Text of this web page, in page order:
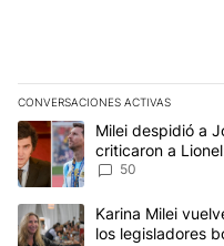
CONVERSACIONES ACTIVAS
Este listado muestra los
Un artículo de tendencia
Milei despidió a
criticaron a
anti-Messi”
50
Un artículo de tendencia
Karina Milei
los legisladores